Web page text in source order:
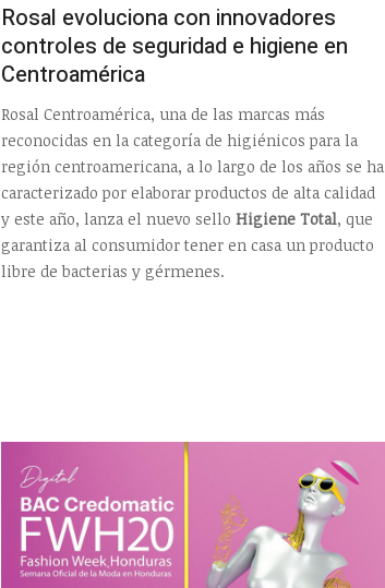
Rosal evoluciona con innovadores
controles de seguridad e higiene en
Centroamérica
Rosal Centroamérica, una de las marcas más
reconocidas en la categoría de higiénicos para la
región centroamericana, a lo largo de los años se ha
caracterizado por elaborar productos de alta calidad
y este año, lanza el nuevo sello Higiene Total, que
garantiza al consumidor tener en casa un producto
libre de bacterias y gérmenes.